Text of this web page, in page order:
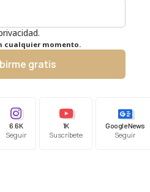
cualquier momento.
gratis
6.6K
Seguir
1K
Suscríbete
Google News
Seguir